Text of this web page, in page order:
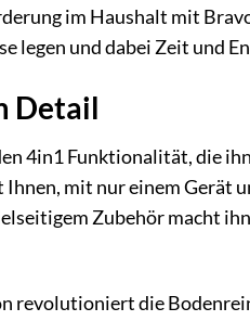
im Haushalt mit
legen und dabei Zeit und
Detail
4in1 Funktionalität, die
mit nur einem Gerät
Zubehör macht
revolutioniert die